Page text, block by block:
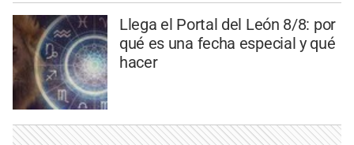
Llega el Portal del León 8/8: por
qué es una fecha especial y qué
hacer